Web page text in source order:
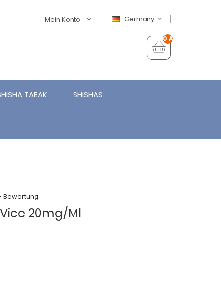
Germany
Mein Konto
0 Artikel - €0,00
TABAK SHISHAS
Bewertung
20mg/ml